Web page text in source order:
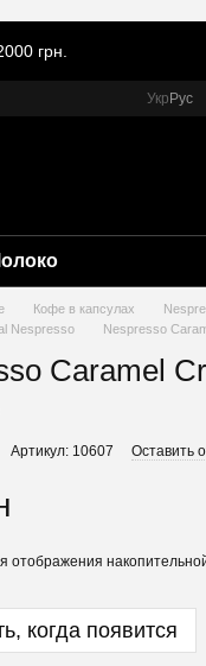
грн.
Укр Рус
Кофе в капсулах
Nespresso
Nespresso
Caramel
Артикул: 10607 Оставить
отображения
когда появится